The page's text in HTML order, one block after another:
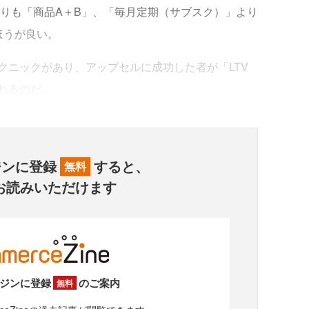
も「商品A＋B」、「毎月定期（サブスク）」より
が良い。
ックがあり、アップセルに成功した者が「LTV
に登録 無料 すると、
読みいただけます
ンに登録 無料 のご案内